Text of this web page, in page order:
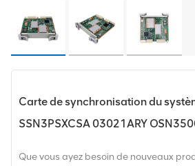
Carte de synchronisation du
SSN3PSXCSA 03021ARY
Que vous ayez besoin de nouveaux